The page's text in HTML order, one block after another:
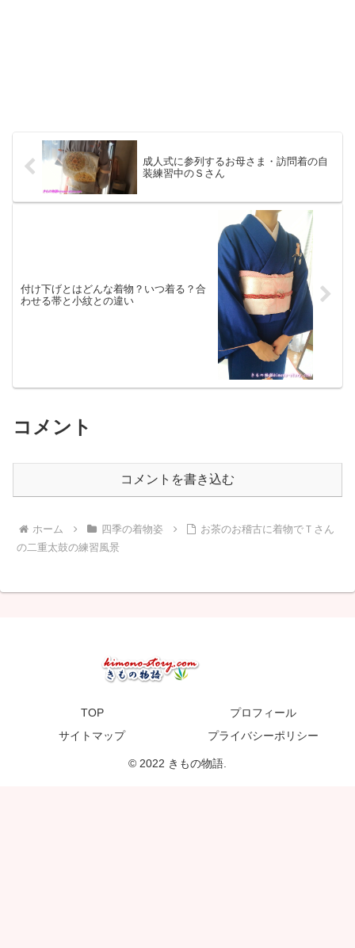
成人式に参列するお母さま・訪問着の自
装練習中のＳさん
付け下げとはどんな着物？いつ着る？合
わせる帯と小紋との違い
コメント
コメントを書き込む
ホーム 四季の着物姿
お茶のお稽古に着物でＴさん
の二重太鼓の練習風景
TOP
プロフィール
サイトマップ
プライバシーポリシー
© 2022 きもの物語.